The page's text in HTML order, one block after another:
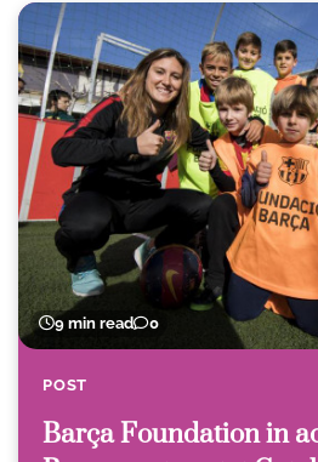
9 min read 0
POST
Barça Foundation in